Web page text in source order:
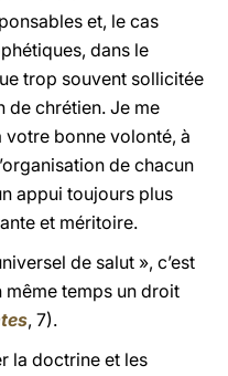
et, le cas
dans le
trop souvent sollicitée
de chrétien. Je me
bonne volonté, à
de chacun
appui toujours plus
et méritoire.
de salut », c’est
même temps un droit
, 7).
la doctrine et les